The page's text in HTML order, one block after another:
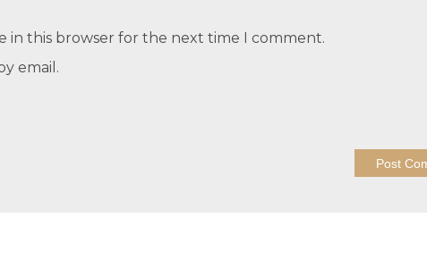
in this browser for the next time I comment.
email.